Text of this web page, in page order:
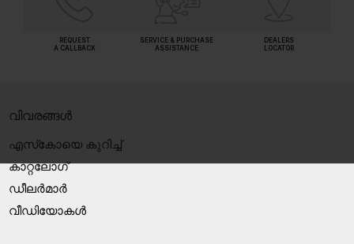
REQUEST
A CALLBACK
SERVICE & PURCHASE
ASSISTANCE
DEALERS
LOCATOR
വിവരങ്ങൾ
എസ്‍കോയെ കുറിച്ച്
കാറ്റലോഗ്
ഡീലർമാർ
വീഡിയോകൾ